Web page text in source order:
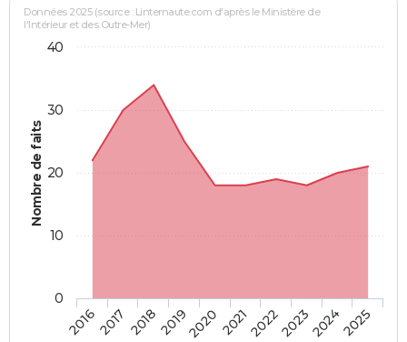
Nombre de faits
Données 2025 (source : Linternaute.com d'après le Ministère de
l'Intérieur et des Outre-Mer)
20162017 20182019202020212022202320242025
0
10
20
30
40